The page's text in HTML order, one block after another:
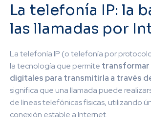
La telefonía IP: la
las llamadas por
La telefonía IP (o telefonía por
la tecnología que permite transformar
digitales para transmitirla a través
significa que una llamada puede
de líneas telefónicas físicas, utilizando
conexión estable a Internet.